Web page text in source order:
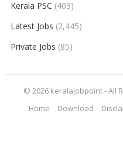
Kerala PSC (403)
Latest Jobs (2,445)
Private Jobs (85)
© 2026 keralajobpoint- All
Home
Download